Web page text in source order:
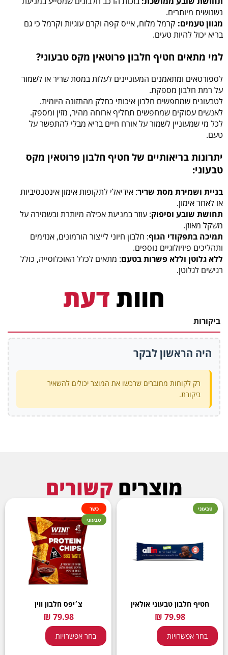
נשנושים מיותרים.
מגוון טעמים: קרמל מלוח, אייס קפה וקרם עוגיות וקרמל כי גם
בריא יכול להיות טעים.
למי מתאים חטיף חלבון פרוטאין מקס טבעוני?
לספורטאים ומתאמנים המעוניינים לעלות במסת שריר או לשמור
על רמת חלבון מספקת.
לטבעונים שמחפשים חלבון איכותי כחלק מהתזונה היומית.
לאנשים עסוקים שמחפשים תחליף ארוחה מהיר, מזין ומספק.
לכל מי שמעוניין לשמור על אורח חיים בריא מבלי להתפשר על
טעם.
יתרונות בריאותיים של חטיף חלבון פרוטאין מקס
טבעוני:
בניית ושמירת מסת שריר: אידיאלי לתקופות אימון אינטנסיביות
או לאחר אימון.
תחושת שובע וסיפוק: עוזר במניעת אכילה מיותרת ובשמירה על
משקל מאוזן.
תמיכה בתפקודי הגוף: חלבון חיוני לייצור הורמונים, אנזימים
ותהליכים פיזיולוגיים נוספים.
ללא גלוטן וללא פשרות בטעם: מתאים לכלל האוכלוסייה, כולל
רגישים לגלוטן.
חוות דעת
ביקורות
היה הראשון לבקר
רק לקוחות מחוברים שרכשו את המוצר יכולים להשאיר
ביקורת.
מוצרים קשורים
טבעוני
חטיף חלבון טבעוני אולאין
‏79.98 ₪
בחר אפשרויות
כשר
טבעוני
צ׳יפס חלבון ווין
‏79.98 ₪
בחר אפשרויות